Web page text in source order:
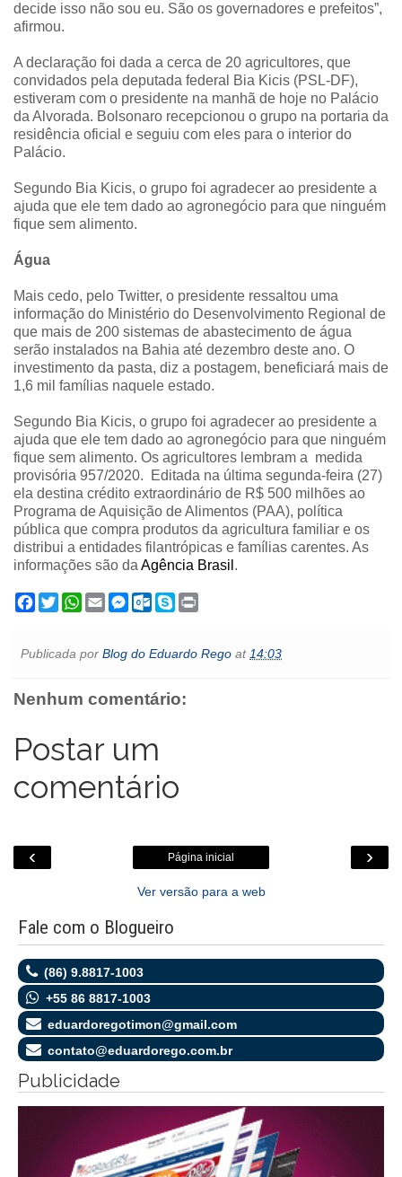
decide isso não sou eu. São os governadores e prefeitos”,
afirmou.
A declaração foi dada a cerca de 20 agricultores, que
convidados pela deputada federal Bia Kicis (PSL-DF),
estiveram com o presidente na manhã de hoje no Palácio
da Alvorada. Bolsonaro recepcionou o grupo na portaria da
residência oficial e seguiu com eles para o interior do
Palácio.
Segundo Bia Kicis, o grupo foi agradecer ao presidente a
ajuda que ele tem dado ao agronegócio para que ninguém
fique sem alimento.
Água
Mais cedo, pelo Twitter, o presidente ressaltou uma
informação do Ministério do Desenvolvimento Regional de
que mais de 200 sistemas de abastecimento de água
serão instalados na Bahia até dezembro deste ano. O
investimento da pasta, diz a postagem, beneficiará mais de
1,6 mil famílias naquele estado.
Segundo Bia Kicis, o grupo foi agradecer ao presidente a
ajuda que ele tem dado ao agronegócio para que ninguém
fique sem alimento. Os agricultores lembram a medida
provisória 957/2020. Editada na última segunda-feira (27)
ela destina crédito extraordinário de R$ 500 milhões ao
Programa de Aquisição de Alimentos (PAA), política
pública que compra produtos da agricultura familiar e os
distribui a entidades filantrópicas e famílias carentes. As
informações são da Agência Brasil .
F
a
b
k
T
w
t
W
h
s
p
E
m
l
M
e
e
e
O
u
o
.
m
S
k
e
t
Publicada por Blog do Eduardo Rego at14:03
Nenhum comentário:
Postar um
comentário
‹ ›
Página inicial
Ver versão para a web
Fale com o Blogueiro
(86) 9.8817-1003
+55 86 8817-1003
eduardoregotimon@gmail.com
contato@eduardorego.com.br
Publicidade